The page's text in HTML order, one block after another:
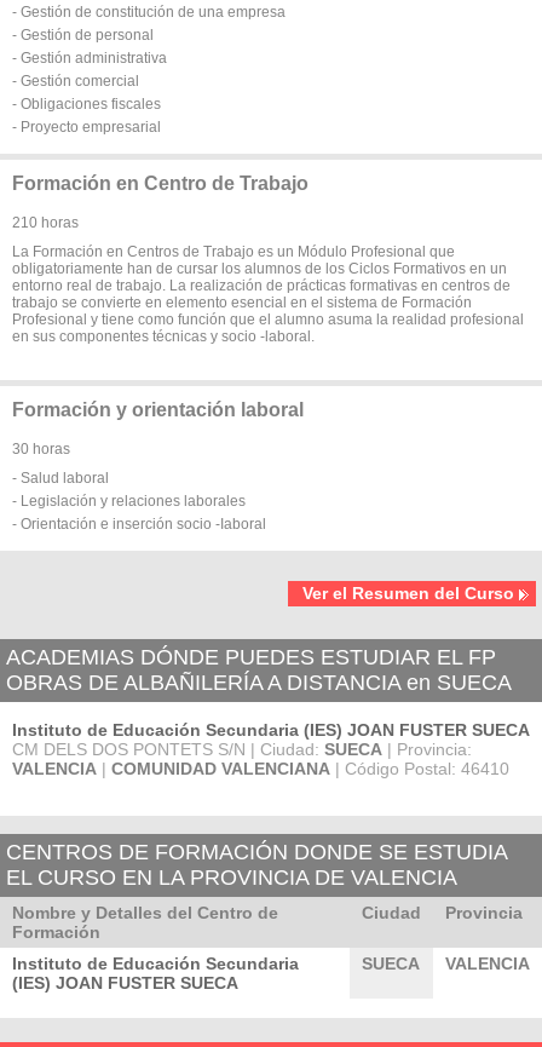
- Gestión de constitución de una empresa
- Gestión de personal
- Gestión administrativa
- Gestión comercial
- Obligaciones fiscales
- Proyecto empresarial
Formación en Centro de Trabajo
210 horas
La Formación en Centros de Trabajo es un Módulo Profesional que
obligatoriamente han de cursar los alumnos de los Ciclos Formativos en un
entorno real de trabajo. La realización de prácticas formativas en centros de
trabajo se convierte en elemento esencial en el sistema de Formación
Profesional y tiene como función que el alumno asuma la realidad profesional
en sus componentes técnicas y socio -laboral.
Formación y orientación laboral
30 horas
- Salud laboral
- Legislación y relaciones laborales
- Orientación e inserción socio -Iaboral
Ver el Resumen del Curso
ACADEMIAS DÓNDE PUEDES ESTUDIAR EL FP
OBRAS DE ALBAÑILERÍA A DISTANCIA en SUECA
Instituto de Educación Secundaria (IES) JOAN FUSTER SUECA
CM DELS DOS PONTETS S/N | Ciudad: SUECA | Provincia:
VALENCIA | COMUNIDAD VALENCIANA | Código Postal: 46410
CENTROS DE FORMACIÓN DONDE SE ESTUDIA
EL CURSO EN LA PROVINCIA DE VALENCIA
Nombre y Detalles del Centro de
Formación
Ciudad Provincia
Instituto de Educación Secundaria
(IES) JOAN FUSTER SUECA
SUECA VALENCIA